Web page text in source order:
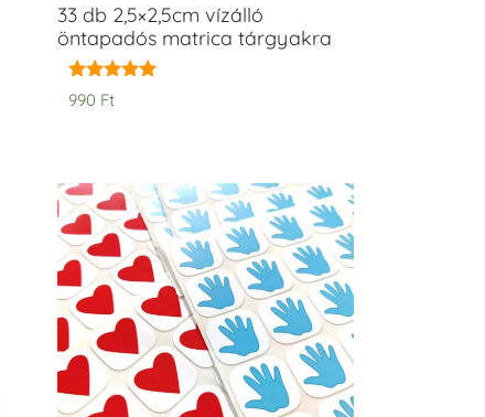
33 db 2,5×2,5cm vízálló
öntapadós matrica tárgyakra
Értékelés:
5.00
990 Ft